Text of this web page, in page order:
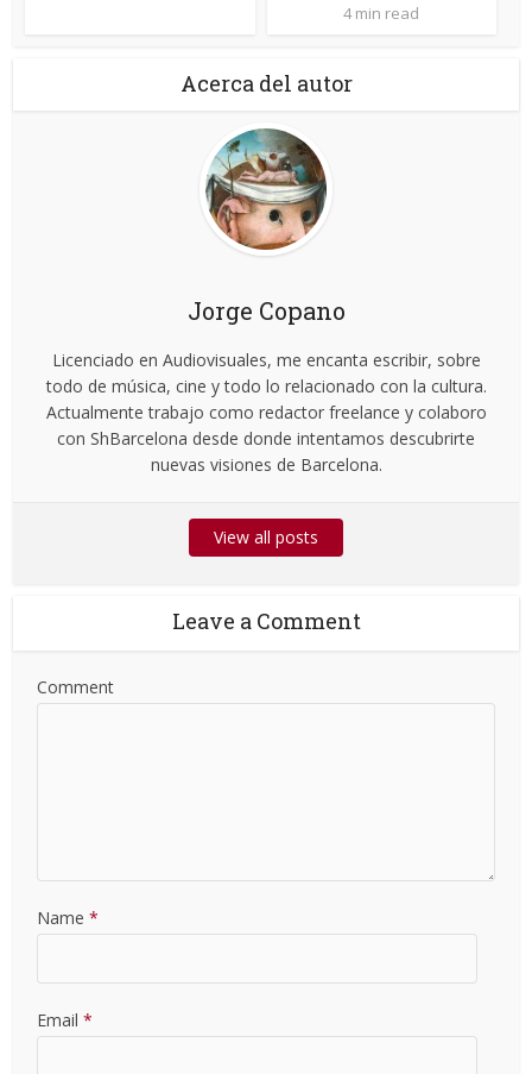
4 min read
Acerca del autor
Jorge Copano
Licenciado en Audiovisuales, me encanta escribir, sobre
todo de música, cine y todo lo relacionado con la cultura.
Actualmente trabajo como redactor freelance y colaboro
con ShBarcelona desde donde intentamos descubrirte
nuevas visiones de Barcelona.
View all posts
Leave a Comment
Comment
Name *
Email *